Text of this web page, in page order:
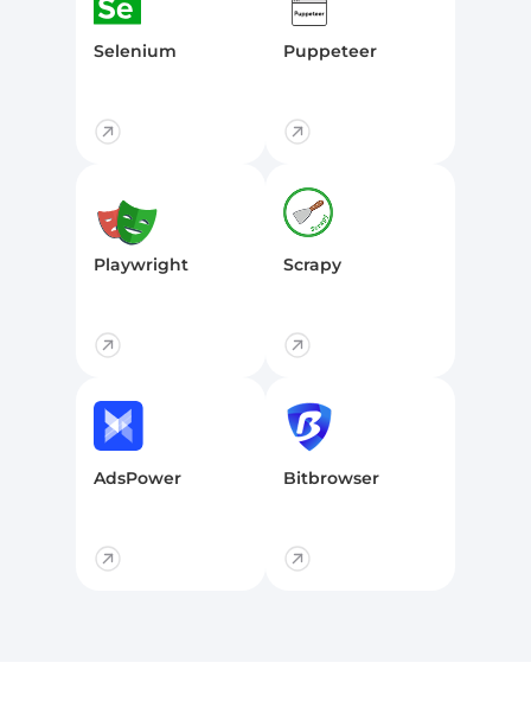
Selenium Puppeteer
Playwright Scrapy
AdsPower Bitbrowser